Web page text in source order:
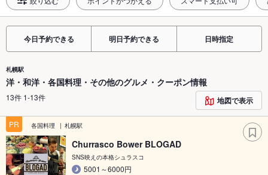
今日予約できる 明日予約できる 日時指定
札幌駅
洋・和洋・各国料理・その他のグルメ・クーポン情報
13件 1-13件 地図で表示
PR 各国料理 札幌駅
Churrasco Bower BLOGAD
SNS映えの本格シュラスコ
5001～6000円